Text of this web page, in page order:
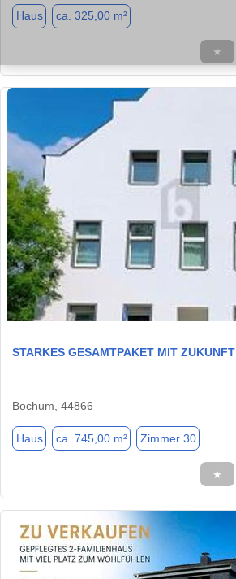
Haus ca. 325,00 m²
★
STARKES GESAMTPAKET MIT ZUKUNFT
Bochum, 44866
Haus ca. 745,00 m² Zimmer 30
★